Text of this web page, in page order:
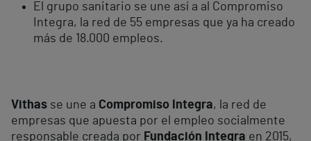
El grupo sanitario se une así a al Compromiso
Integra, la red de 55 empresas que ya ha creado
más de 18.000 empleos.
Vithas se une a Compromiso Integra, la red de
empresas que apuesta por el empleo socialmente
responsable creada por Fundación Integra en 2015,